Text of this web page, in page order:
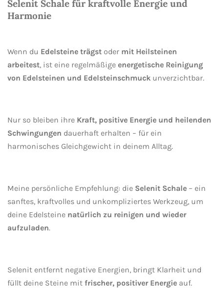
Selenit Schale für kraftvolle Energie und
Harmonie
Wenn du Edelsteine trägst oder mit Heilsteinen
arbeitest, ist eine regelmäßige energetische Reinigung
von Edelsteinen und Edelsteinschmuck unverzichtbar.
Nur so bleiben ihre Kraft, positive Energie und heilenden
Schwingungen dauerhaft erhalten – für ein
harmonisches Gleichgewicht in deinem Alltag.
Meine persönliche Empfehlung: die Selenit Schale – ein
sanftes, kraftvolles und unkompliziertes Werkzeug, um
deine Edelsteine natürlich zu reinigen und wieder
aufzuladen.
Selenit entfernt negative Energien, bringt Klarheit und
füllt deine Steine mit frischer, positiver Energie auf.